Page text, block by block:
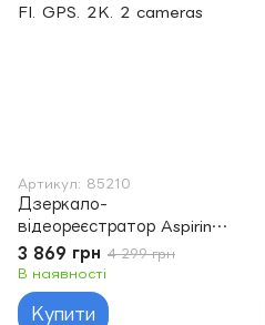
Артикул: 85210
Дзеркало-
відеореєстратор Aspiring
Expert 9 Speedcam. WI-
FI. GPS. 2K. 2 cameras
3 869 грн 4 299 грн
В наявності
Купити